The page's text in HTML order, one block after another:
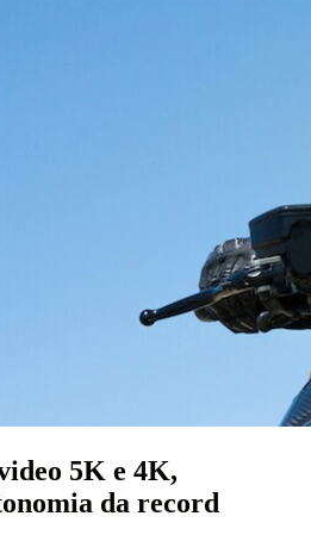
5K e 4K,
da record